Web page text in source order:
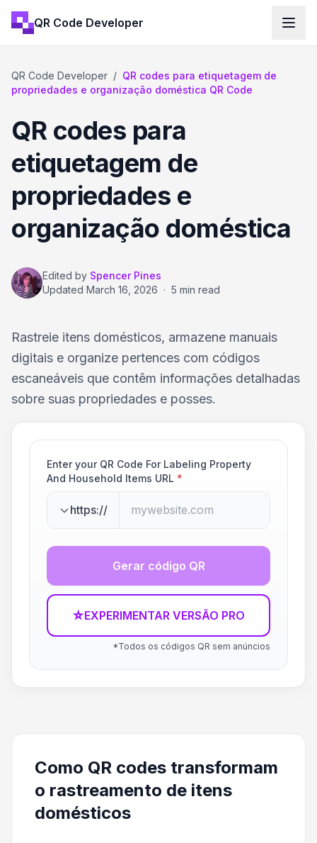
QR Code Developer
QR Code Developer / QR codes para etiquetagem de
propriedades e organização doméstica QR Code
QR codes para
etiquetagem de
propriedades e
organização doméstica
Edited by Spencer Pines
Updated March 16, 2026 · 5 min read
Rastreie itens domésticos, armazene manuais
digitais e organize pertences com códigos
escaneáveis que contêm informações detalhadas
sobre suas propriedades e posses.
Enter your QR Code For Labeling Property
And Household Items URL *
https://
Gerar código QR
☆EXPERIMENTAR VERSÃO PRO
*Todos os códigos QR sem anúncios
Como QR codes transformam
o rastreamento de itens
domésticos